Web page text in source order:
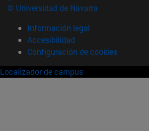
© Universidad de Navarra
Información legal
Accesibilidad
Configuración de cookies
Localizador de campus